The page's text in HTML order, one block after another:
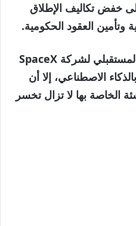
خفض تكاليف الإطلاق
وتأمين العقود الحكومية.
في حين أن الكثير من النمو المستقبلي لشركة SpaceX
الاصطناعي، إلا أن
الخاصة بها لا تزال تخسر